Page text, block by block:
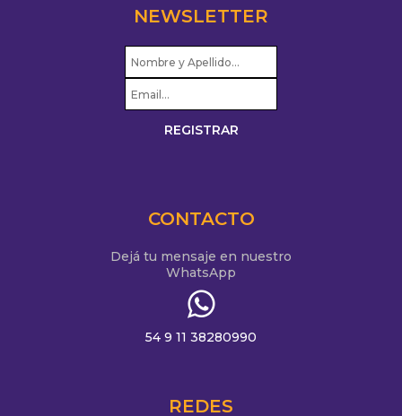
NEWSLETTER
CONTACTO
Dejá tu mensaje en nuestro
WhatsApp
54 9 11 38280990
REDES